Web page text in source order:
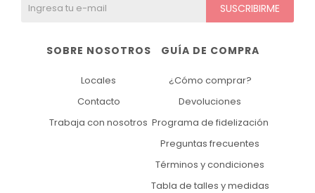
GUÍA DE COMPRA
¿Cómo comprar?
Devoluciones
Programa de fidelización
Preguntas frecuentes
Términos y condiciones
Tabla de talles y medidas
SOBRE NOSOTROS
Locales
Contacto
Trabaja con nosotros
SUSCRIBIRME